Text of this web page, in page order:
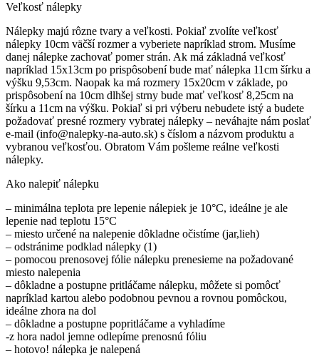
Veľkosť nálepky
Nálepky majú rôzne tvary a veľkosti. Pokiaľ zvolíte veľkosť
nálepky 10cm väčší rozmer a vyberiete napríklad strom. Musíme
danej nálepke zachovať pomer strán. Ak má základná veľkosť
napríklad 15x13cm po prispôsobení bude mať nálepka 11cm šírku a
výšku 9,53cm. Naopak ka má rozmery 15x20cm v základe, po
prispôsobení na 10cm dlhšej strny bude mať veľkosť 8,25cm na
šírku a 11cm na výšku. Pokiaľ si pri výberu nebudete istý a budete
požadovať presné rozmery vybratej nálepky – neváhajte nám poslať
e-mail (info@nalepky-na-auto.sk) s číslom a názvom produktu a
vybranou veľkosťou. Obratom Vám pošleme reálne veľkosti
nálepky.
Ako nalepiť nálepku
– minimálna teplota pre lepenie nálepiek je 10°C, ideálne je ale
lepenie nad teplotu 15°C
– miesto určené na nalepenie dôkladne očistíme (jar,lieh)
– odstránime podklad nálepky (1)
– pomocou prenosovej fólie nálepku prenesieme na požadované
miesto nalepenia
– dôkladne a postupne pritláčame nálepku, môžete si pomôcť
napríklad kartou alebo podobnou pevnou a rovnou pomôckou,
ideálne zhora na dol
– dôkladne a postupne popritláčame a vyhladíme
-z hora nadol jemne odlepíme prenosnú fóliu
– hotovo! nálepka je nalepená